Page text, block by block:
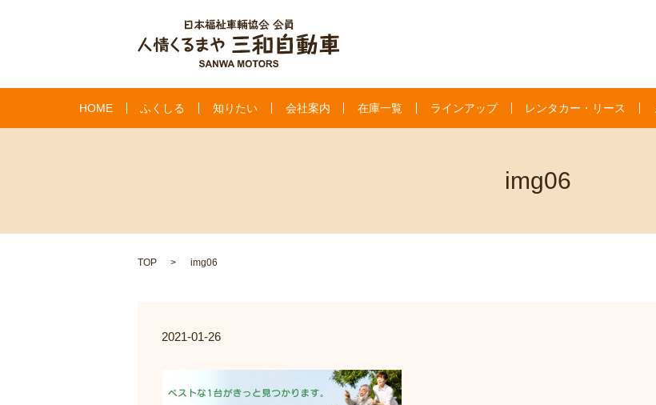
HOME ふくしる 知りたい 会社案内 在庫一覧 ラインアップ レンタカー・リース
img06
TOP img06
2021-01-26